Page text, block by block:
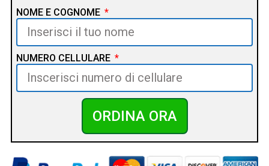
NOME E COGNOME
NUMERO CELLULARE
ORDINA ORA